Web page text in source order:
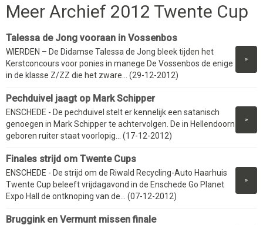
Meer Archief 2012 Twente Cup
Talessa de Jong vooraan in Vossenbos
»
WIERDEN – De Didamse Talessa de Jong bleek tijden het
Kerstconcours voor ponies in manege De Vossenbos de enige
in de klasse Z/ZZ die het zware... (29-12-2012)
Pechduivel jaagt op Mark Schipper
»
ENSCHEDE - De pechduivel stelt er kennelijk een satanisch
genoegen in Mark Schipper te achtervolgen. De in Hellendoorn
geboren ruiter staat voorlopig... (17-12-2012)
Finales strijd om Twente Cups
»
ENSCHEDE - De strijd om de Riwald Recycling-Auto Haarhuis
Twente Cup beleeft vrijdagavond in de Enschede Go Planet
Expo Hall de ontknoping van de... (07-12-2012)
Bruggink en Vermunt missen finale